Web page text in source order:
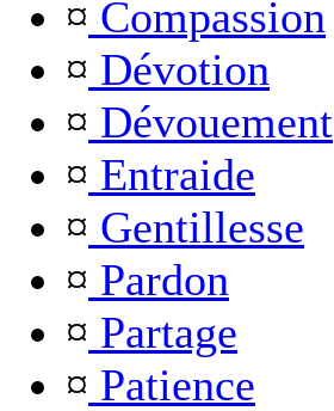
¤ Compassion
¤ Dévotion
¤ Dévouement
¤ Entraide
¤ Gentillesse
¤ Pardon
¤ Partage
¤ Patience